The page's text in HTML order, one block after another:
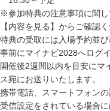
※参加特典の注意事項に関し
【内容を見る】からご確認
特典の受取には入場予約並
事前にマイナビ2028へログ
開催後2週間以内を目安にマ
ス宛にお送りいたします。
携帯電話、スマートフォン
受信設定をされている場合に